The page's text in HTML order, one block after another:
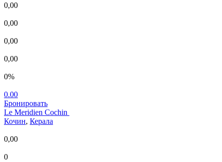
0,00
0,00
0,00
0,00
0%
0.00
Бронировать
Le Meridien Cochin
Кочин, Керала
0,00
0